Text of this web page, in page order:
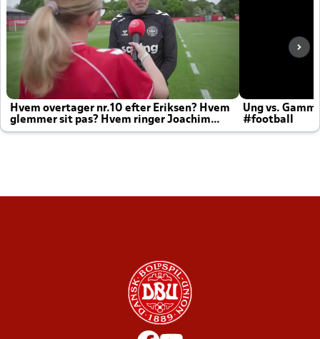
Hvem overtager nr.10 efter Eriksen? Hvem
glemmer sit pas? Hvem ringer Joachim
altid til efter kampe?
Ung vs.
#football